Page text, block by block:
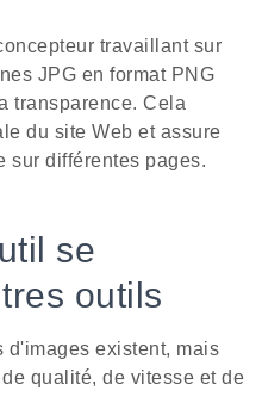
travaillant sur
JPG en format PNG
transparence. Cela
du site Web et assure
sur différentes pages.
se
outils
d'images existent, mais
qualité, de vitesse et de